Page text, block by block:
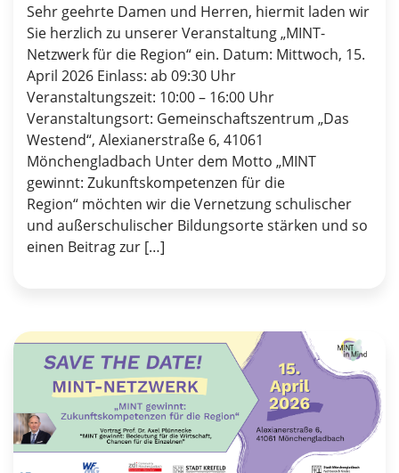
Sehr geehrte Damen und Herren, hiermit laden wir
Sie herzlich zu unserer Veranstaltung „MINT-
Netzwerk für die Region“ ein. Datum: Mittwoch, 15.
April 2026 Einlass: ab 09:30 Uhr
Veranstaltungszeit: 10:00 – 16:00 Uhr
Veranstaltungsort: Gemeinschaftszentrum „Das
Westend“, Alexianerstraße 6, 41061
Mönchengladbach Unter dem Motto „MINT
gewinnt: Zukunftskompetenzen für die
Region“ möchten wir die Vernetzung schulischer
und außerschulischer Bildungsorte stärken und so
einen Beitrag zur […]